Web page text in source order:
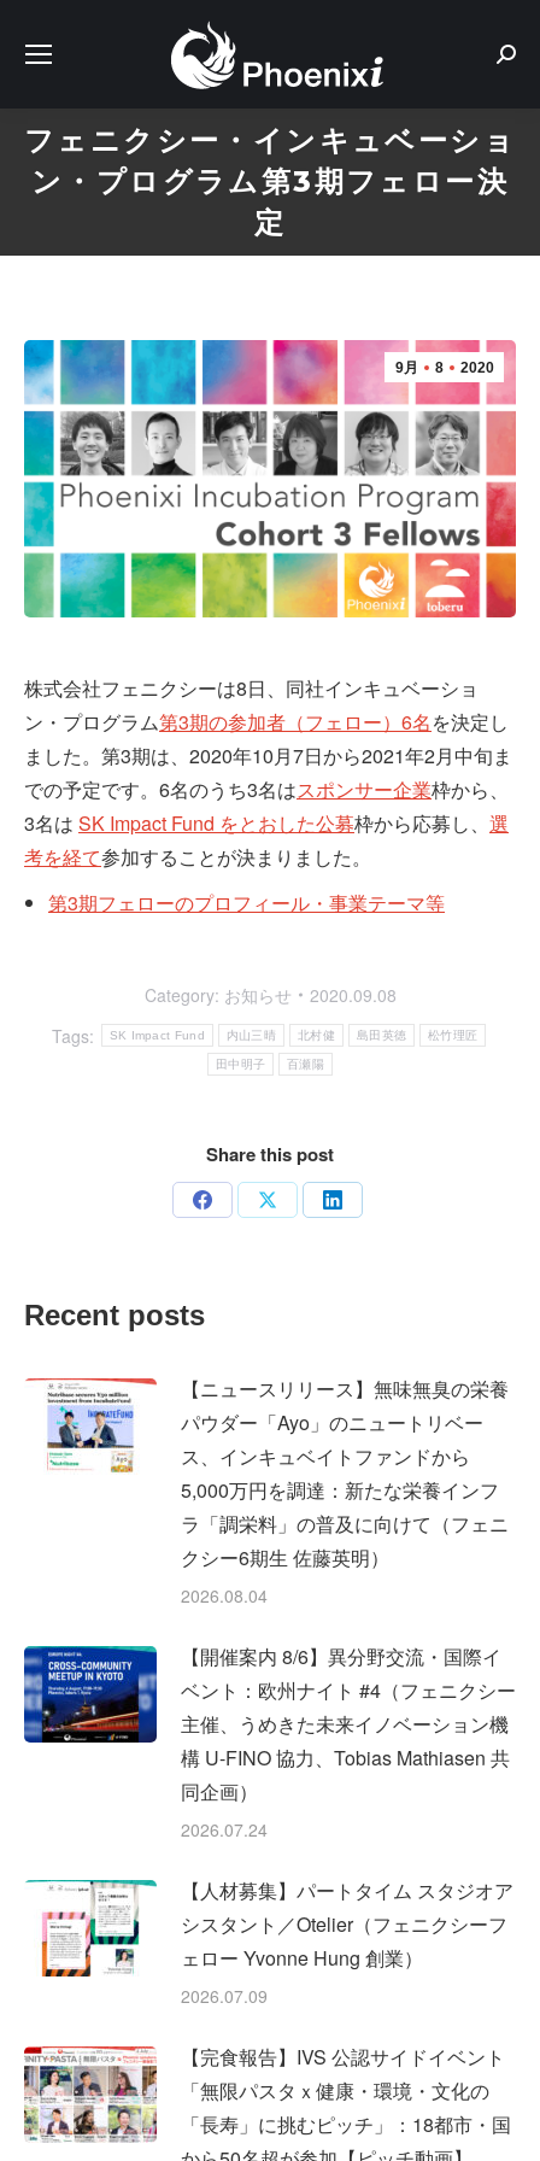
フェニクシー・インキュベーショ
ン・プログラム第3期フェロー決
定
9月 8 2020
株式会社フェニクシーは8日、同社インキュベーショ
ン・プログラム第3期の参加者（フェロー）6名を決定し
ました。第3期は、2020年10月7日から2021年2月中旬ま
での予定です。6名のうち3名はスポンサー企業枠から、
3名は SK Impact Fund をとおした公募枠から応募し、 選
考を経て参加することが決まりました。
第3期フェローのプロフィール・事業テーマ等
Category: お知らせ
2020.09.08
Tags:
SK Impact Fund 内山三晴 北村健 島田英徳 松竹理匠
田中明子 百瀬陽
Share this post
Share Share Share
Recent posts
【ニュースリリース】無味無臭の栄養
パウダー「Ayo」のニュートリベー
ス、インキュベイトファンドから
5,000万円を調達：新たな栄養インフ
ラ「調栄料」の普及に向けて（フェニ
クシー6期生 佐藤英明）
2026.08.04
【開催案内 8/6】異分野交流・国際イ
ベント：欧州ナイト #4（フェニクシー
主催、うめきた未来イノベーション機
構 U-FINO 協力、Tobias Mathiasen 共
同企画）
2026.07.24
【人材募集】パートタイム スタジオア
シスタント／Otelier（フェニクシーフ
ェロー Yvonne Hung 創業）
2026.07.09
【完食報告】IVS 公認サイドイベント
「無限パスタｘ健康・環境・文化の
「長寿」に挑むピッチ」：18都市・国